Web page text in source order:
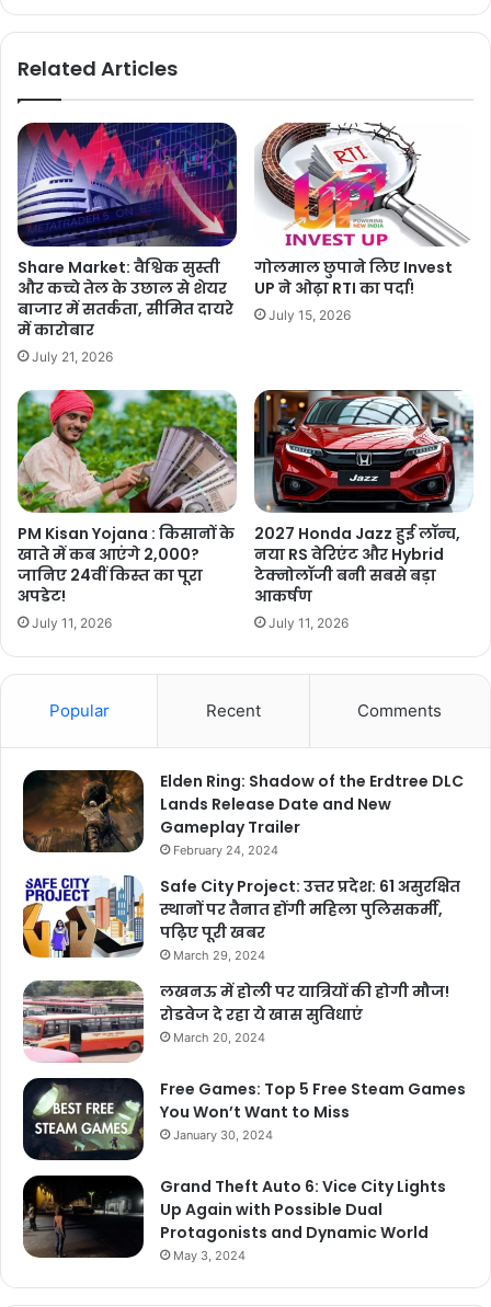
Related Articles
Share Market: वैश्विक सुस्ती
और कच्चे तेल के उछाल से शेयर
बाजार में सतर्कता, सीमित दायरे
में कारोबार
July 21, 2026
गोलमाल छुपाने लिए Invest
UP ने ओढ़ा RTI का पर्दा!
July 15, 2026
PM Kisan Yojana : किसानों के
खाते में कब आएंगे 2,000?
जानिए 24वीं किस्त का पूरा
अपडेट!
July 11, 2026
2027 Honda Jazz हुई लॉन्च,
नया RS वेरिएंट और Hybrid
टेक्नोलॉजी बनी सबसे बड़ा
आकर्षण
July 11, 2026
Popular Recent Comments
Elden Ring: Shadow of the Erdtree DLC
Lands Release Date and New
Gameplay Trailer
February 24, 2024
Safe City Project: उत्तर प्रदेश: 61 असुरक्षित
स्थानों पर तैनात होंगी महिला पुलिसकर्मी,
पढ़िए पूरी खबर
March 29, 2024
लखनऊ में होली पर यात्रियों की होगी मौज!
रोडवेज दे रहा ये खास सुविधाएं
March 20, 2024
Free Games: Top 5 Free Steam Games
You Won’t Want to Miss
January 30, 2024
Grand Theft Auto 6: Vice City Lights
Up Again with Possible Dual
Protagonists and Dynamic World
May 3, 2024